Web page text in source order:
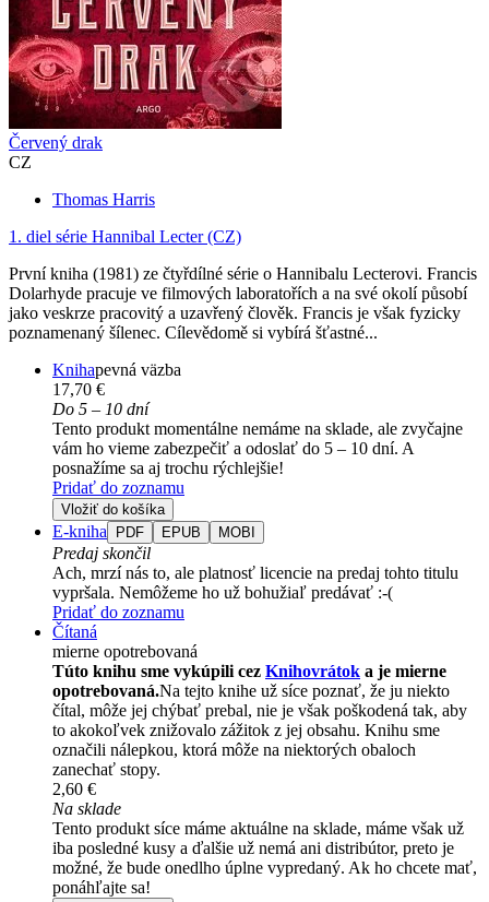
Červený drak
CZ
Thomas Harris
1. diel série Hannibal Lecter (CZ)
První kniha (1981) ze čtyřdílné série o Hannibalu Lecterovi. Francis
Dolarhyde pracuje ve filmových laboratořích a na své okolí působí
jako veskrze pracovitý a uzavřený člověk. Francis je však fyzicky
poznamenaný šílenec. Cílevědomě si vybírá šťastné...
Knihapevná väzba
17,70 €
Do 5 – 10 dní
Tento produkt momentálne nemáme na sklade, ale zvyčajne
vám ho vieme zabezpečiť a odoslať do 5 – 10 dní. A
posnažíme sa aj trochu rýchlejšie!
Pridať do zoznamu
Vložiť do košíka
E-kniha PDF EPUB MOBI
Predaj skončil
Ach, mrzí nás to, ale platnosť licencie na predaj tohto titulu
vypršala. Nemôžeme ho už bohužiaľ predávať :-(
Pridať do zoznamu
Čítaná
mierne opotrebovaná
Túto knihu sme vykúpili cez Knihovrátok a je mierne
opotrebovaná.Na tejto knihe už síce poznať, že ju niekto
čítal, môže jej chýbať prebal, nie je však poškodená tak, aby
to akokoľvek znižovalo zážitok z jej obsahu. Knihu sme
označili nálepkou, ktorá môže na niektorých obaloch
zanechať stopy.
2,60 €
Na sklade
Tento produkt síce máme aktuálne na sklade, máme však už
iba posledné kusy a ďalšie už nemá ani distribútor, preto je
možné, že bude onedlho úplne vypredaný. Ak ho chcete mať,
ponáhľajte sa!